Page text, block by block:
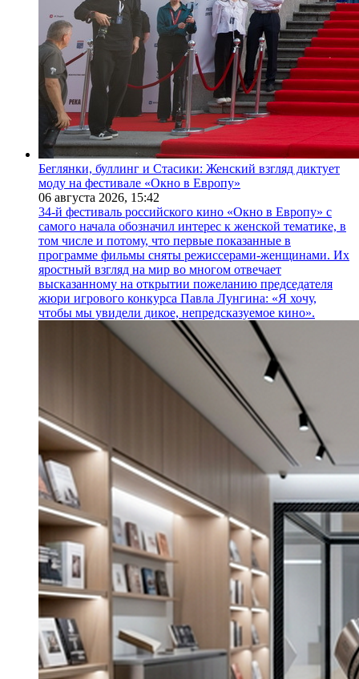
Беглянки, буллинг и Стасики: Женский взгляд диктует
моду на фестивале «Окно в Европу»
06 августа 2026, 15:42
34-й фестиваль российского кино «Окно в Европу» с
самого начала обозначил интерес к женской тематике, в
том числе и потому, что первые показанные в
программе фильмы сняты режиссерами-женщинами. Их
яростный взгляд на мир во многом отвечает
высказанному на открытии пожеланию председателя
жюри игрового конкурса Павла Лунгина: «Я хочу,
чтобы мы увидели дикое, непредсказуемое кино».